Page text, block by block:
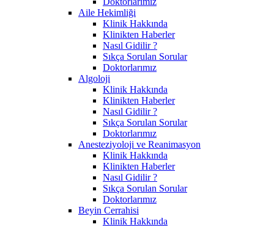
Aile Hekimliği
Klinik Hakkında
Klinikten Haberler
Nasıl Gidilir ?
Sıkça Sorulan Sorular
Doktorlarımız
Algoloji
Klinik Hakkında
Klinikten Haberler
Nasıl Gidilir ?
Sıkça Sorulan Sorular
Doktorlarımız
Anesteziyoloji ve Reanimasyon
Klinik Hakkında
Klinikten Haberler
Nasıl Gidilir ?
Sıkça Sorulan Sorular
Doktorlarımız
Beyin Cerrahisi
Klinik Hakkında